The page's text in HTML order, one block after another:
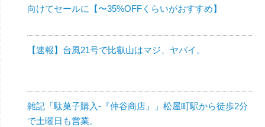
向けてセールに【〜35%OFFくらいがおすすめ】
【速報】台風21号で比叡山はマジ、ヤバイ。
雑記「駄菓子購入-『仲谷商店』」松屋町駅から徒歩2分
で土曜日も営業。